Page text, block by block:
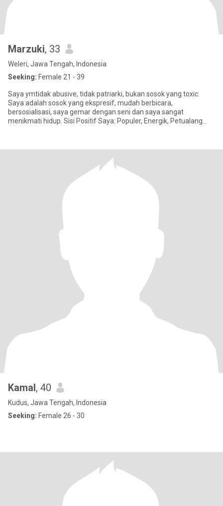
Marzuki, 33
Weleri, Jawa Tengah, Indonesia
Seeking: Female 21 - 39
Saya ymtidak abusive, tidak patriarki, bukan sosok yang toxic.
Saya adalah sosok yang ekspresif, mudah berbicara,
bersosialisasi, saya gemar dengan seni dan saya sangat
menikmati hidup. Sisi Positif Saya: Populer, Energik, Petualang
Kamal, 40
Kudus, Jawa Tengah, Indonesia
Seeking: Female 26 - 30